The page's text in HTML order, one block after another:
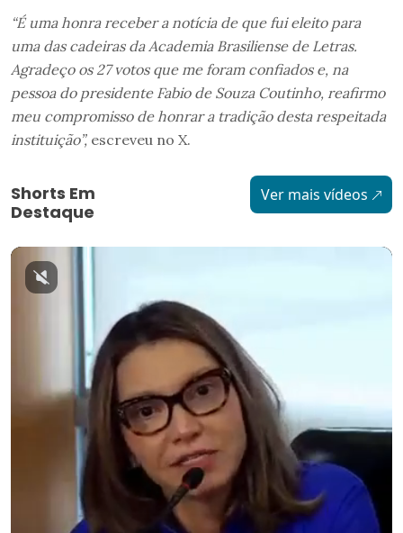
“É uma honra receber a notícia de que fui eleito para
uma das cadeiras da Academia Brasiliense de Letras.
Agradeço os 27 votos que me foram confiados e, na
pessoa do presidente Fabio de Souza Coutinho, reafirmo
meu compromisso de honrar a tradição desta respeitada
instituição”, escreveu no X.
Shorts Em
Destaque
Ver mais vídeos